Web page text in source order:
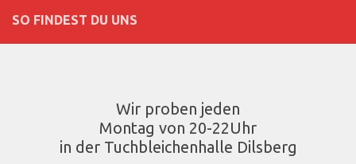
SO FINDEST DU UNS
Wir proben jeden
Montag von 20-22Uhr
in der Tuchbleichenhalle Dilsberg